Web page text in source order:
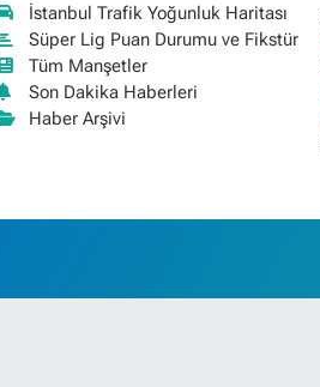
İstanbul Trafik Yoğunluk Haritası
Süper Lig Puan Durumu ve Fikstür
Tüm Manşetler
Son Dakika Haberleri
Haber Arşivi